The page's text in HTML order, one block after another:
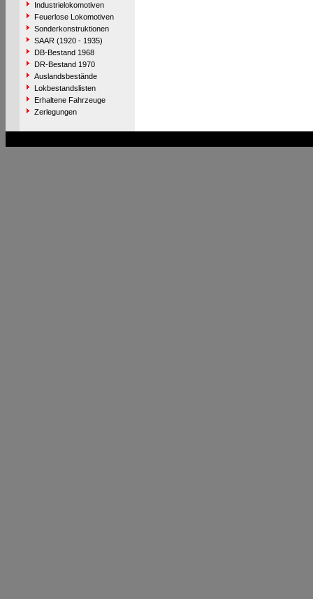
Industrielokomotiven
Feuerlose Lokomotiven
Sonderkonstruktionen
SAAR (1920 - 1935)
DB-Bestand 1968
DR-Bestand 1970
Auslandsbestände
Lokbestandslisten
Erhaltene Fahrzeuge
Zerlegungen